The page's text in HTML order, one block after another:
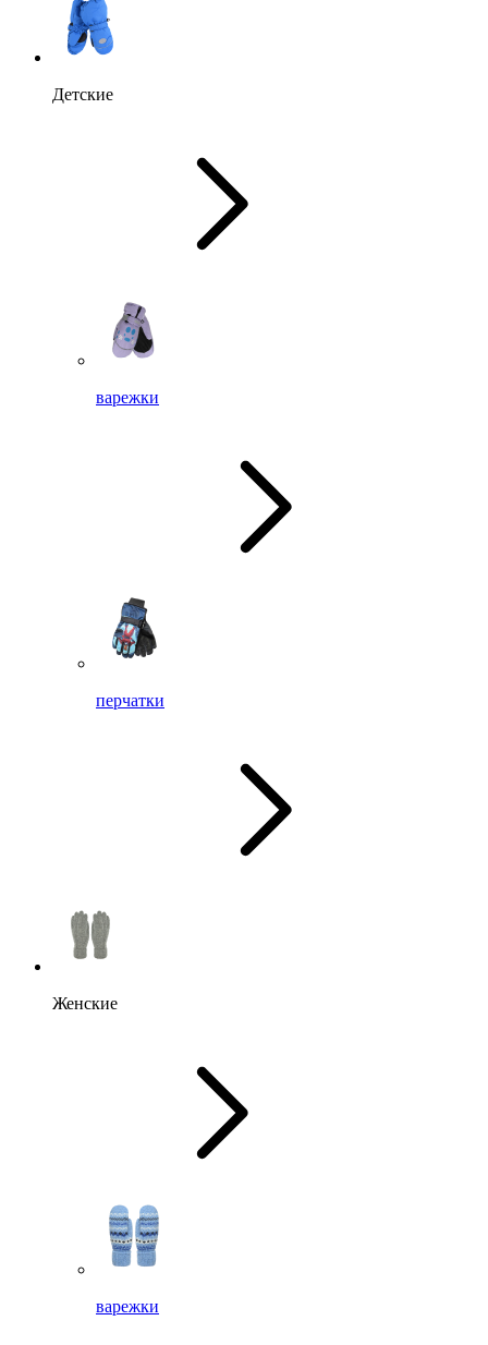
Детские
варежки
перчатки
Женские
варежки